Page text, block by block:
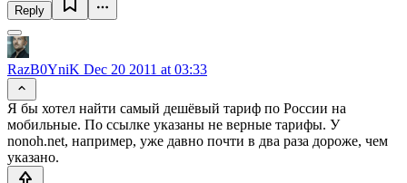
Reply
RazB0YniK Dec 20 2011 at 03:33
Я бы хотел найти самый дешёвый тариф по России на
мобильные. По ссылке указаны не верные тарифы. У
nonoh.net, например, уже давно почти в два раза дороже, чем
указано.